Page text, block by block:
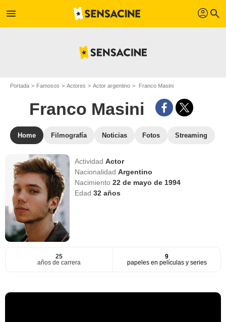
menu profil search
Portada Famosos Actores Actor argentino Franco Masini
Franco Masini
Home Filmografía Noticias Fotos Streaming
ActividadActor
NacionalidadArgentino
Nacimiento22 de mayo de 1994
Edad32 años
25
años de carrera
9
papeles en películas y series